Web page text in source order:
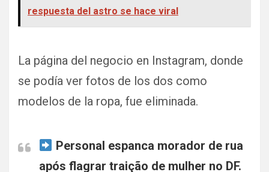
respuesta del astro se hace viral
La página del negocio en Instagram, donde
se podía ver fotos de los dos como
modelos de la ropa, fue eliminada.
Personal espanca morador de rua
após flagrar traição de mulher no DF.